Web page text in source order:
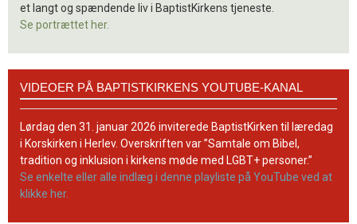
et langt og spændende liv i BaptistKirkens tjeneste.
Se portrættet her.
BaptistKirkens
YouTube-
kanal
VIDEOER PÅ BAPTISTKIRKENS YOUTUBE-KANAL
Lørdag den 31. januar 2026 inviterede BaptistKirken til læredag
i Korskirken i Herlev. Overskriften var ”Samtale om Bibel,
tradition og inklusion i kirkens møde med LGBT+ personer.”
Se enkelte eller alle indlæg i denne playliste på YouTube ved at
klikke her.